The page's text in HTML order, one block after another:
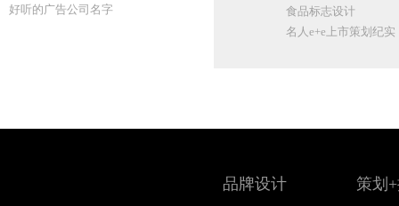
好听的广告公司名字
食品标志设计
名人e+e上市策划纪实
品牌设计 策划